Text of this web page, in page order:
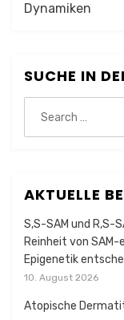
Dynamiken
SUCHE IN
for:
AKTUELLE
S,S-SAM und R,S-
Reinheit von
Epigenetik
10. August 2026
Atopische